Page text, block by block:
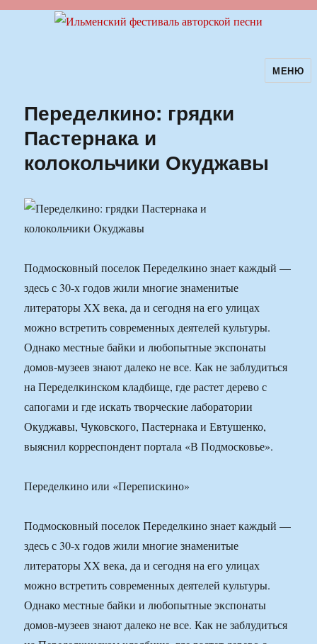
Ильменский фестиваль авторскойМЕНЮ
Переделкино: грядки
Пастернака и
колокольчики Окуджавы
Подмосковный поселок Переделкино знает каждый —
здесь с 30-х годов жили многие знаменитые
литераторы XX века, да и сегодня на его улицах
можно встретить современных деятелей культуры.
Однако местные байки и любопытные экспонаты
домов-музеев знают далеко не все. Как не заблудиться
на Переделкинском кладбище, где растет дерево с
сапогами и где искать творческие лаборатории
Окуджавы, Чуковского, Пастернака и Евтушенко,
выяснил корреспондент портала «В Подмосковье».
Переделкино или «Перепискино»
Подмосковный поселок Переделкино знает каждый —
здесь с 30-х годов жили многие знаменитые
литераторы XX века, да и сегодня на его улицах
можно встретить современных деятелей культуры.
Однако местные байки и любопытные экспонаты
домов-музеев знают далеко не все. Как не заблудиться